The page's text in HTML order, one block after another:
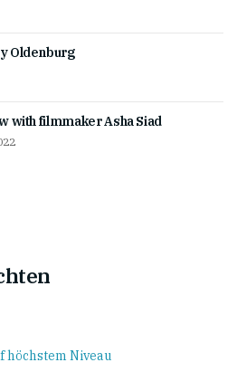
Oldenburg
with filmmaker Asha Siad
höchstem Niveau